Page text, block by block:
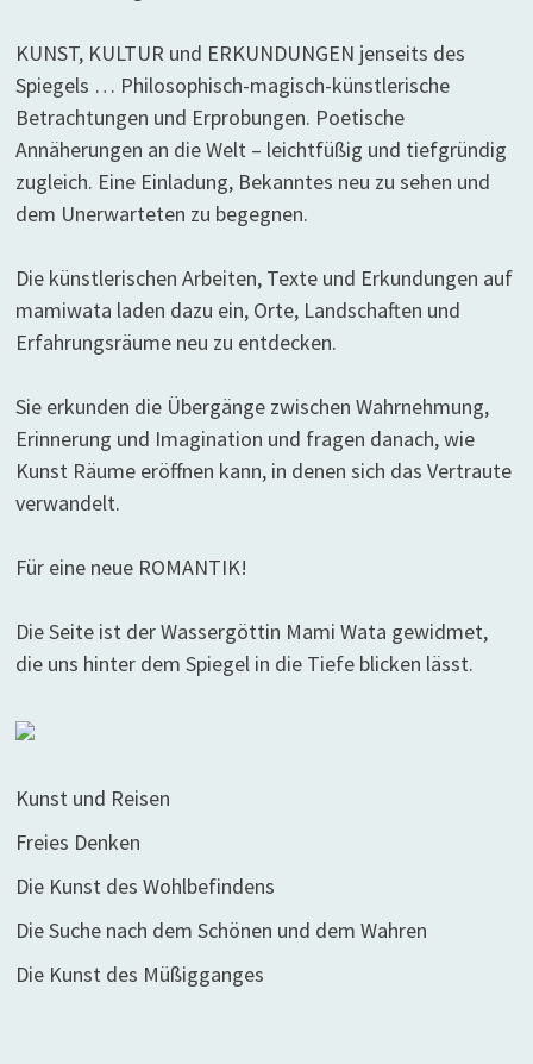
KUNST, KULTUR und ERKUNDUNGEN jenseits des
Spiegels … Philosophisch-magisch-künstlerische
Betrachtungen und Erprobungen. Poetische
Annäherungen an die Welt – leichtfüßig und tiefgründig
zugleich. Eine Einladung, Bekanntes neu zu sehen und
dem Unerwarteten zu begegnen.
Die künstlerischen Arbeiten, Texte und Erkundungen auf
mamiwata laden dazu ein, Orte, Landschaften und
Erfahrungsräume neu zu entdecken.
Sie erkunden die Übergänge zwischen Wahrnehmung,
Erinnerung und Imagination und fragen danach, wie
Kunst Räume eröffnen kann, in denen sich das Vertraute
verwandelt.
Für eine neue ROMANTIK!
Die Seite ist der Wassergöttin Mami Wata gewidmet,
die uns hinter dem Spiegel in die Tiefe blicken lässt.
Kunst und Reisen
Freies Denken
Die Kunst des Wohlbefindens
Die Suche nach dem Schönen und dem Wahren
Die Kunst des Müßigganges